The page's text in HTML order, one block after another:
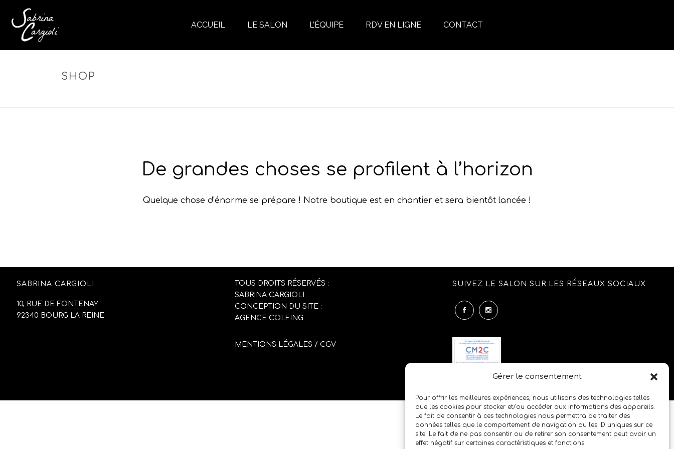
Gérer le consentement
Pour offrir les meilleures expériences, nous utilisons des technologies telles
que les cookies pour stocker et/ou accéder aux informations des appareils.
Le fait de consentir à ces technologies nous permettra de traiter des
données telles que le comportement de navigation ou les ID uniques sur ce
site. Le fait de ne pas consentir ou de retirer son consentement peut avoir un
effet négatif sur certaines caractéristiques et fonctions.
ACCUEIL LE SALON L’ÉQUIPE RDV EN LIGNE CONTACT
SHOP
De grandes choses se profilent à l’horizon
Quelque chose d’énorme se prépare ! Notre boutique est en chantier et sera bientôt lancée !
SABRINA CARGIOLI
10, RUE DE FONTENAY
92340 BOURG LA REINE
TOUS DROITS RÉSERVÉS :
SABRINA CARGIOLI
CONCEPTION DU SITE :
AGENCE COLFING
MENTIONS LÉGALES / CGV
SUIVEZ LE SALON SUR LES RÉSEAUX SOCIAUX